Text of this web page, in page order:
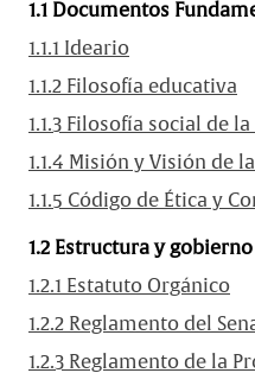
1.1 Documentos
1.1.1 Ideario
1.1.2 Filosofía educativa
1.1.3 Filosofía social de la
1.1.4 Misión y Visión de la
1.1.5 Código de Ética y
1.2 Estructura y gobierno
1.2.1 Estatuto Orgánico
1.2.2 Reglamento del
1.2.3 Reglamento de la